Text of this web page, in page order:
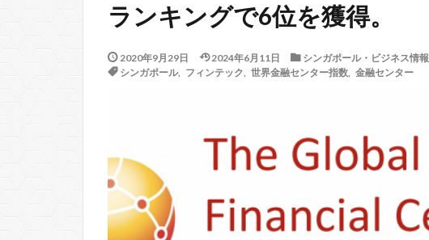
ランキングで6位を獲得。
2020年9月29日 2024年6月11日
シンガポール・ビジネス情報
シンガポール, フィンテック 世界金融センター指数, 金融センター